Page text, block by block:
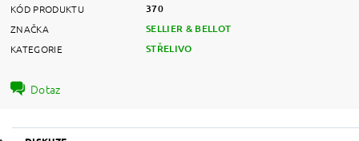
KÓD PRODUKTU 370
ZNAČKA SELLIER & BELLOT
KATEGORIE STŘELIVO
Dotaz